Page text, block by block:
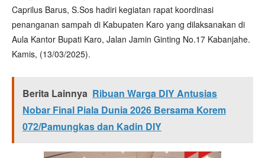
Caprilus Barus, S.Sos hadiri kegiatan rapat koordinasi
penanganan sampah di Kabupaten Karo yang dilaksanakan di
Aula Kantor Bupati Karo, Jalan Jamin Ginting No.17 Kabanjahe.
Kamis, (13/03/2025).
Berita Lainnya Ribuan Warga DIY Antusias
Nobar Final Piala Dunia 2026 Bersama Korem
072/Pamungkas dan Kadin DIY